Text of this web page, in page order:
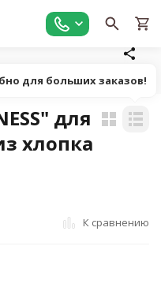
для
хлопка
К сравнению
для больших заказов!